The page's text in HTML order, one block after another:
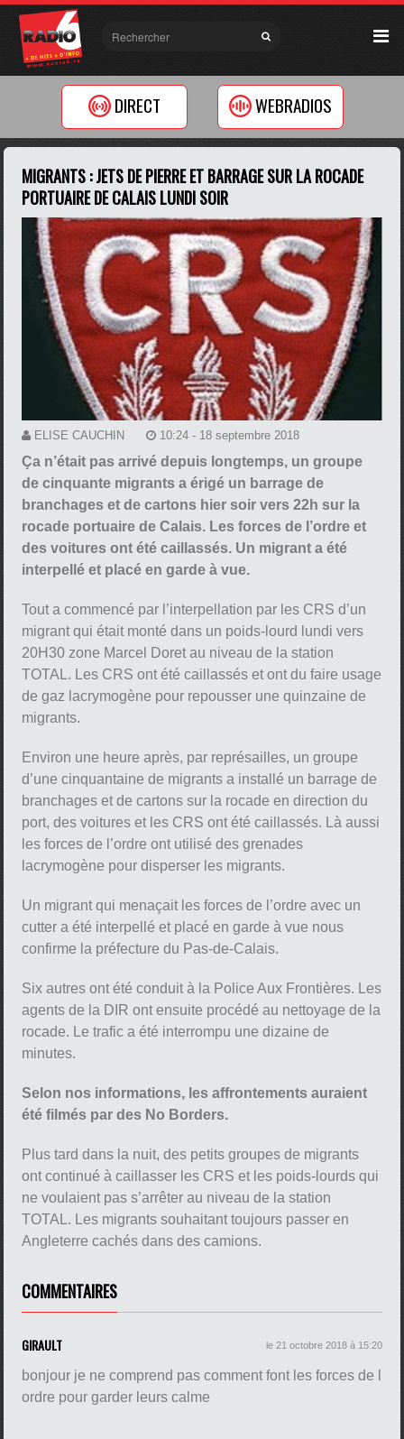
DIRECT WEBRADIOS
MIGRANTS : JETS DE PIERRE ET BARRAGE SUR LA ROCADE
PORTUAIRE DE CALAIS LUNDI SOIR
ELISE CAUCHIN 10:24 - 18 septembre 2018
Ça n’était pas arrivé depuis longtemps, un groupe
de cinquante migrants a érigé un barrage de
branchages et de cartons hier soir vers 22h sur la
rocade portuaire de Calais. Les forces de l’ordre et
des voitures ont été caillassés. Un migrant a été
interpellé et placé en garde à vue.
Tout a commencé par l’interpellation par les CRS d’un
migrant qui était monté dans un poids-lourd lundi vers
20H30 zone Marcel Doret au niveau de la station
TOTAL. Les CRS ont été caillassés et ont du faire usage
de gaz lacrymogène pour repousser une quinzaine de
migrants.
Environ une heure après, par représailles, un groupe
d’une cinquantaine de migrants a installé un barrage de
branchages et de cartons sur la rocade en direction du
port, des voitures et les CRS ont été caillassés. Là aussi
les forces de l’ordre ont utilisé des grenades
lacrymogène pour disperser les migrants.
Un migrant qui menaçait les forces de l’ordre avec un
cutter a été interpellé et placé en garde à vue nous
confirme la préfecture du Pas-de-Calais.
Six autres ont été conduit à la Police Aux Frontières. Les
agents de la DIR ont ensuite procédé au nettoyage de la
rocade. Le trafic a été interrompu une dizaine de
minutes.
Selon nos informations, les affrontements auraient
été filmés par des No Borders.
Plus tard dans la nuit, des petits groupes de migrants
ont continué à caillasser les CRS et les poids-lourds qui
ne voulaient pas s’arrêter au niveau de la station
TOTAL. Les migrants souhaitant toujours passer en
Angleterre cachés dans des camions.
COMMENTAIRES
GIRAULT le 21 octobre 2018 à 15:20
bonjour je ne comprend pas comment font les forces de l
ordre pour garder leurs calme